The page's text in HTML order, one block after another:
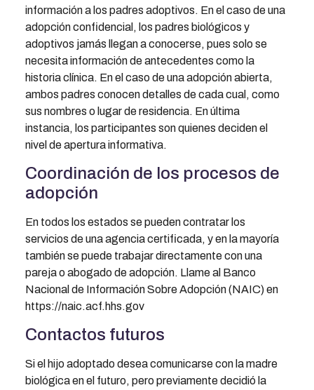
información a los padres adoptivos. En el caso de una
adopción confidencial, los padres biológicos y
adoptivos jamás llegan a conocerse, pues solo se
necesita información de antecedentes como la
historia clínica. En el caso de una adopción abierta,
ambos padres conocen detalles de cada cual, como
sus nombres o lugar de residencia. En última
instancia, los participantes son quienes deciden el
nivel de apertura informativa.
Coordinación de los procesos de
adopción
En todos los estados se pueden contratar los
servicios de una agencia certificada, y en la mayoría
también se puede trabajar directamente con una
pareja o abogado de adopción. Llame al Banco
Nacional de Información Sobre Adopción (NAIC) en
https://naic.acf.hhs.gov
Contactos futuros
Si el hijo adoptado desea comunicarse con la madre
biológica en el futuro, pero previamente decidió la